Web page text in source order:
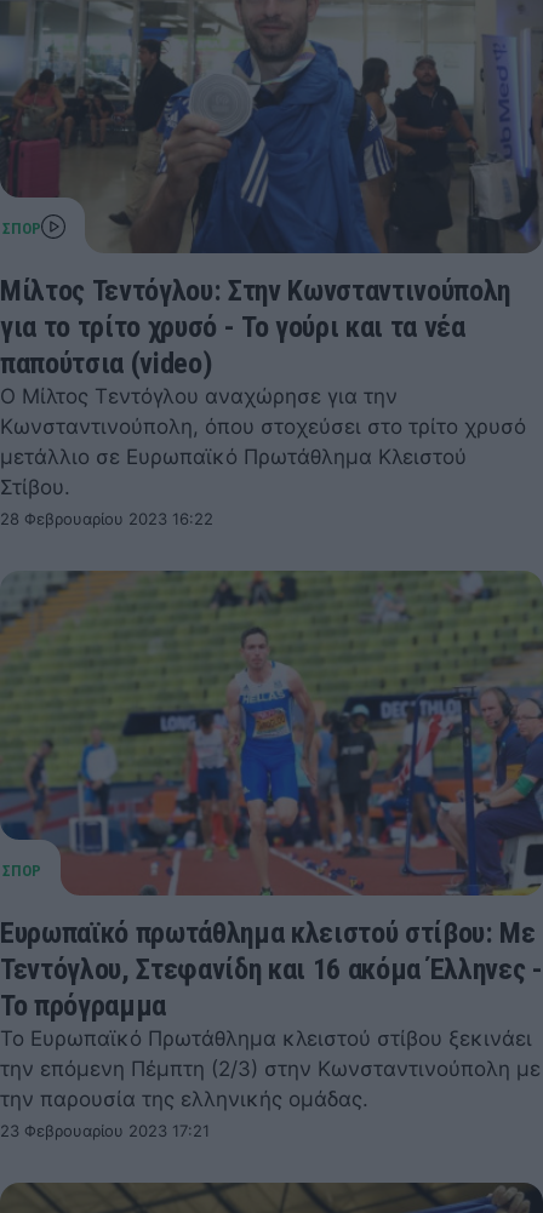
Μίλτος Τεντόγλου: Στην Κωνσταντινούπολη
για το τρίτο χρυσό - Το γούρι και τα νέα
παπούτσια (video)
Ο Μίλτος Τεντόγλου αναχώρησε για την
Κωνσταντινούπολη, όπου στοχεύσει στο τρίτο χρυσό
μετάλλιο σε Ευρωπαϊκό Πρωτάθλημα Κλειστού
Στίβου.
28 Φεβρουαρίου 2023 16:22
Ευρωπαϊκό πρωτάθλημα κλειστού στίβου: Με
Τεντόγλου, Στεφανίδη και 16 ακόμα Έλληνες -
Το πρόγραμμα
Το Ευρωπαϊκό Πρωτάθλημα κλειστού στίβου ξεκινάει
την επόμενη Πέμπτη (2/3) στην Κωνσταντινούπολη με
την παρουσία της ελληνικής ομάδας.
23 Φεβρουαρίου 2023 17:21